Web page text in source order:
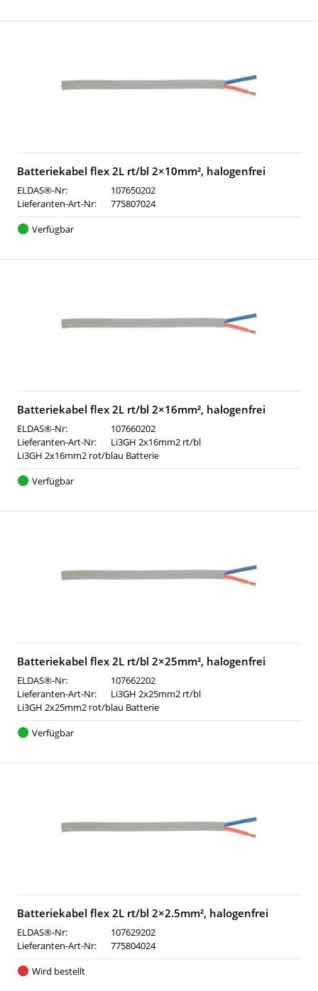
Batteriekabel flex 2L rt/bl 2×10mm², halogenfrei
ELDAS®-Nr:
107650202
Lieferanten-Art-Nr:
775807024
Verfügbar
Batteriekabel flex 2L rt/bl 2×16mm², halogenfrei
ELDAS®-Nr:
107660202
Lieferanten-Art-Nr:
Li3GH 2x16mm2 rt/bl
Li3GH 2x16mm2 rot/blau Batterie
Verfügbar
Batteriekabel flex 2L rt/bl 2×25mm², halogenfrei
ELDAS®-Nr:
107662202
Lieferanten-Art-Nr:
Li3GH 2x25mm2 rt/bl
Li3GH 2x25mm2 rot/blau Batterie
Verfügbar
Batteriekabel flex 2L rt/bl 2×2.5mm², halogenfrei
ELDAS®-Nr:
107629202
Lieferanten-Art-Nr:
775804024
Wird bestellt